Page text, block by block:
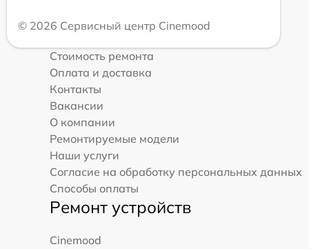
© 2026 Сервисный центр Cinemood
Стоимость ремонта
Оплата и доставка
Контакты
Вакансии
О компании
Ремонтируемые модели
Наши услуги
Согласие на обработку персональных данных
Способы оплаты
Ремонт устройств
Cinemood